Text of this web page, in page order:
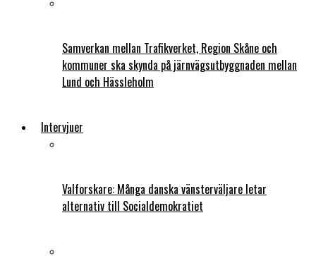
Samverkan mellan Trafikverket, Region Skåne och
kommuner ska skynda på järnvägsutbyggnaden mellan
Lund och Hässleholm
Intervjuer
Valforskare: Många danska vänsterväljare letar
alternativ till Socialdemokratiet